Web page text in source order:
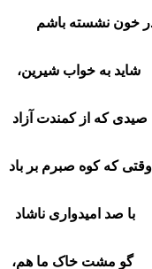
خون نشسته باشم
به خواب شیرین،
که از کمندت آزاد
که کوه صبرم بر باد
صد امیدواری ناشاد
گو مشت خاک ما هم،